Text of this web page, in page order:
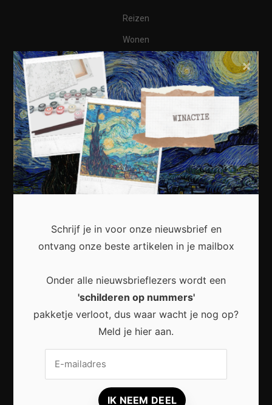
Reizen
Wonen
Business
Financieel
Varia
Meest recent
Waarom een thuisbatterij steeds interessanter
wordt voor Nederlandse huishoudens
Waarom micro-avonturen de perfecte manier zijn
om Nederland opnieuw te ontdekken
Schrijf je in voor onze nieuwsbrief en
ontvang onze beste artikelen in je mailbox
Onder alle nieuwsbrieflezers wordt een
'schilderen op nummers'
pakketje verloot, dus waar wacht je nog op?
Meld je hier aan.
×